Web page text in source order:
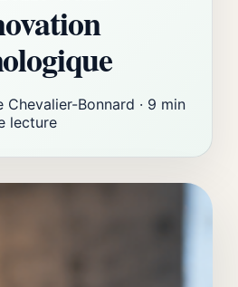
Chevalier-Bonnard · 9 min
lecture